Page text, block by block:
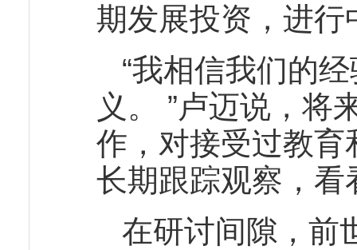
期发展投资，进
“我相信我们的
义。 ”卢迈说，将
作，对接受过教
长期跟踪观察，
在研讨间隙，前